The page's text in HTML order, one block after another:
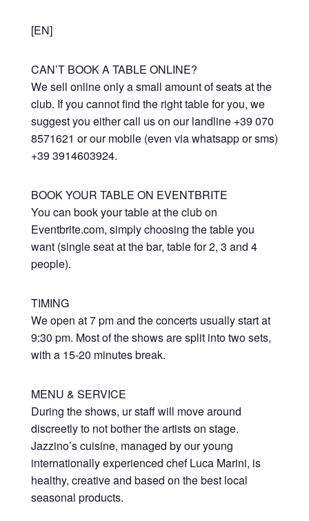
[EN]
CAN’T BOOK A TABLE ONLINE?
We sell online only a small amount of seats at the
club. If you cannot find the right table for you, we
suggest you either call us on our landline +39 070
8571621 or our mobile (even via whatsapp or sms)
+39 3914603924.
BOOK YOUR TABLE ON EVENTBRITE
You can book your table at the club on
Eventbrite.com, simply choosing the table you
want (single seat at the bar, table for 2, 3 and 4
people).
TIMING
We open at 7 pm and the concerts usually start at
9:30 pm. Most of the shows are split into two sets,
with a 15-20 minutes break.
MENU & SERVICE
During the shows, ur staff will move around
discreetly to not bother the artists on stage.
Jazzino’s cuisine, managed by our young
internationally experienced chef Luca Marini, is
healthy, creative and based on the best local
seasonal products.